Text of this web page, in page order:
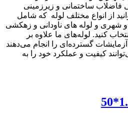
ساختمانی و زیرزمینی
از انواع مختلف لوله که شامل
و لوله های ناودانی و زهکشی
کنید. لوله‌های ما علاوه بر
گسترده‌ای را انجام می‌دهند
کیفیت و عملکرد خود را به